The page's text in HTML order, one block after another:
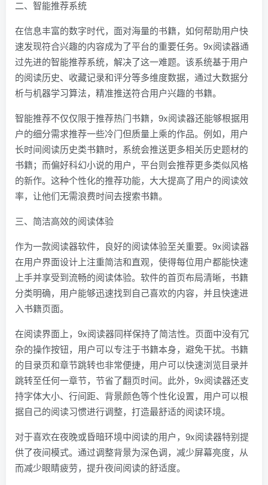
二、智能推荐系统
在信息丰富的数字时代，面对海量的书籍，如何帮助用户快
速发现符合兴趣的内容成为了平台的重要任务。9x阅读器通
过先进的智能推荐系统，解决了这一难题。该系统基于用户
的阅读历史、收藏记录和评分等多维度数据，通过大数据分
析与机器学习算法，精准推送符合用户兴趣的书籍。
智能推荐不仅仅限于推荐热门书籍，9x阅读器还能够根据用
户的细分需求推荐一些冷门但质量上乘的作品。例如，用户
长时间阅读历史类书籍时，系统会推送更多相关历史题材的
书籍；而偏好科幻小说的用户，平台则会推荐更多类似风格
的新作。这种个性化的推荐功能，大大提高了用户的阅读效
率，让他们无需浪费时间去搜索书籍。
三、简洁高效的阅读体验
作为一款阅读器软件，良好的阅读体验至关重要。9x阅读器
在用户界面设计上注重简洁和直观，使得每位用户都能快速
上手并享受到流畅的阅读体验。软件的首页布局清晰，书籍
分类明确，用户能够迅速找到自己喜欢的内容，并且快速进
入书籍页面。
在阅读界面上，9x阅读器同样保持了简洁性。页面中没有冗
杂的操作按钮，用户可以专注于书籍本身，避免干扰。书籍
的目录页和章节跳转也非常便捷，用户可以快速浏览目录并
跳转至任何一章节，节省了翻页时间。此外，9x阅读器还支
持字体大小、行间距、背景颜色等个性化设置，用户可以根
据自己的阅读习惯进行调整，打造最舒适的阅读环境。
对于喜欢在夜晚或昏暗环境中阅读的用户，9x阅读器特别提
供了夜间模式。通过调整背景为深色调，减少屏幕亮度，从
而减少眼睛疲劳，提升夜间阅读的舒适度。